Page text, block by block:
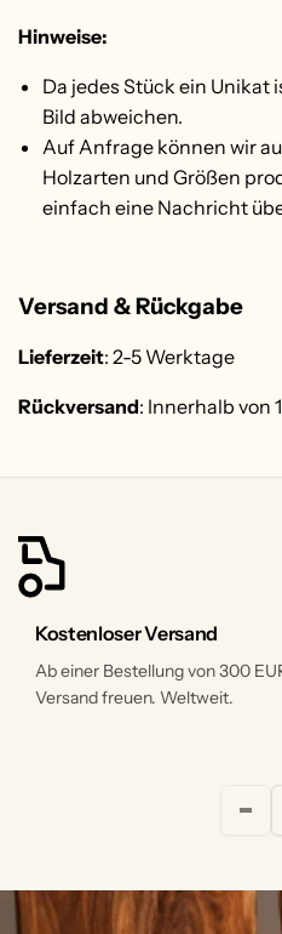
Hinweise:
Da jedes Stück ein Unikat
Bild abweichen.
Auf Anfrage können wir
Holzarten und Größen
einfach eine Nachricht
Versand & Rückgabe
Lieferzeit: 2-5 Werktage
Rückversand: Innerhalb von
Kostenloser Versand
Ab einer Bestellung von 300
Versand freuen. Weltweit.